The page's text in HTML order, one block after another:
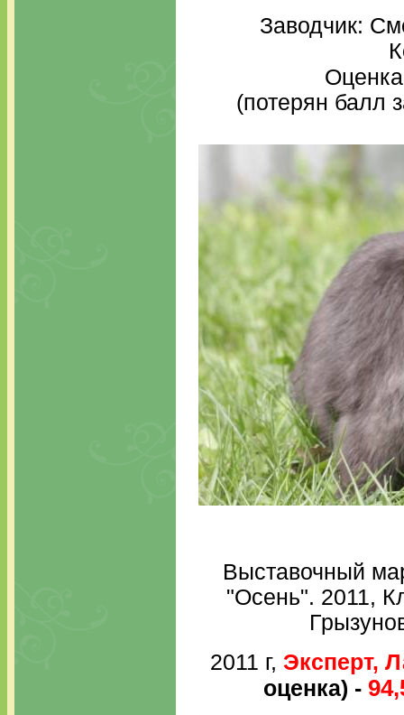
Заводчик:
(потерян балл
Выставочный
"Осень". 2011,
2011 г, Эксперт,
оценка) -